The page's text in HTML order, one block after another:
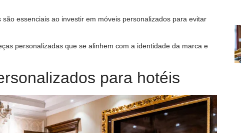
essenciais ao investir em móveis personalizados para evitar
personalizadas que se alinhem com a identidade da marca e
para hotéis